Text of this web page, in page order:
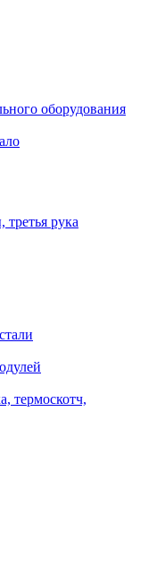
оборудования
третья рука
термоскотч,